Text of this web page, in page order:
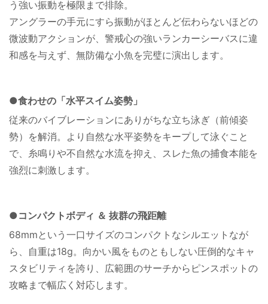
う強い振動を極限まで排除。
アングラーの手元にすら振動がほとんど伝わらないほどの
微波動アクションが、警戒心の強いランカーシーバスに違
和感を与えず、無防備な小魚を完璧に演出します。
●食わせの「水平スイム姿勢」
従来のバイブレーションにありがちな立ち泳ぎ（前傾姿
勢）を解消。より自然な水平姿勢をキープして泳ぐこと
で、糸鳴りや不自然な水流を抑え、スレた魚の捕食本能を
強烈に刺激します。
●コンパクトボディ ＆ 抜群の飛距離
68mmという一口サイズのコンパクトなシルエットなが
ら、自重は18g。向かい風をものともしない圧倒的なキャ
スタビリティを誇り、広範囲のサーチからピンスポットの
攻略まで幅広く対応します。